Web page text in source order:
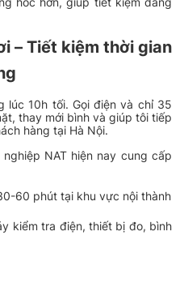
– Tiết kiệm thời gian
lúc 10h tối. Gọi điện và chỉ 35
thay mới bình và giúp tôi tiếp
hàng tại Hà Nội.
NAT hiện nay cung cấp
60 phút tại khu vực nội thành
kiểm tra điện, thiết bị đo, bình